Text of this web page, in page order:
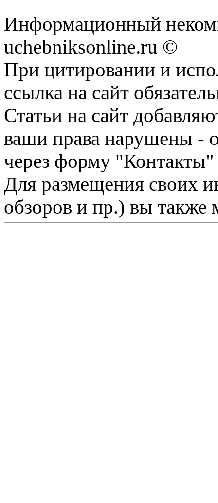
Информационный
uchebniksonline.ru ©
При цитировании и
ссылка на сайт
Статьи на сайт
ваши права нарушены -
через форму "Контакты"
Для размещения своих
обзоров и пр.) вы также